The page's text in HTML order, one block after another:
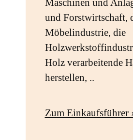
Maschinen und
und Forstwirtschaft,
Möbelindustrie, die
Holz verarbeitende
herstellen, ..
Zum Einkaufsführer